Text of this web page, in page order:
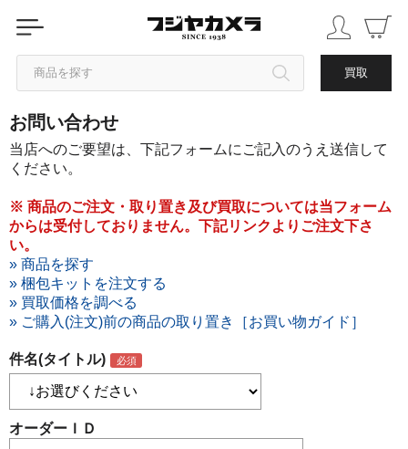
商品を探す 買取
カテゴリから探す
ブランドから探す
中古品を探す
お問い合わせ
当店へのご要望は、下記フォームにご記入のうえ送信して
ください。
※ 商品のご注文・取り置き及び買取については当フォーム
からは受付しておりません。下記リンクよりご注文下さ
い。
» 商品を探す
» 梱包キットを注文する
» 買取価格を調べる
» ご購入(注文)前の商品の取り置き［お買い物ガイド］
件名(タイトル)
オーダーＩＤ